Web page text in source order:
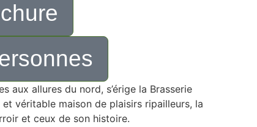
aux allures du nord, s’érige la Brasserie
véritable maison de plaisirs ripailleurs, la
et ceux de son histoire.